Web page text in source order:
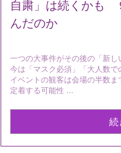
自粛」は続くかも
んだのか
一つの大事件がその後の「新し
今は「マスク必須」「大人数
イベントの観客は会場の半数
定着する可能性 ...
続